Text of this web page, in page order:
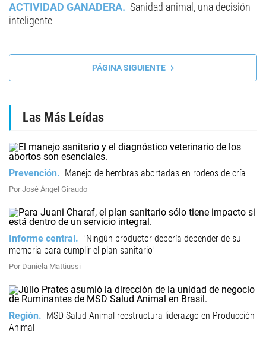
ACTIVIDAD GANADERA
Sanidad animal, una decisión
inteligente
PÁGINA SIGUIENTE
Las Más Leídas
Prevención Manejo de hembras abortadas en rodeos de cría
Por José Ángel Giraudo
Informe central
"Ningún productor debería depender de su
memoria para cumplir el plan sanitario"
Por Daniela Mattiussi
Región
MSD Salud Animal reestructura liderazgo en Producción
Animal